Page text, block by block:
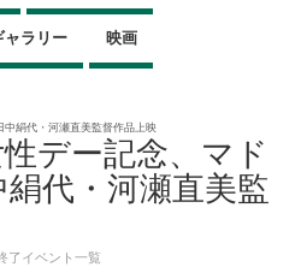
ャラリー 映画
中絹代・河瀬直美監督作品上映
性デー記念、マド
代・河瀬直美監
了イベント一覧